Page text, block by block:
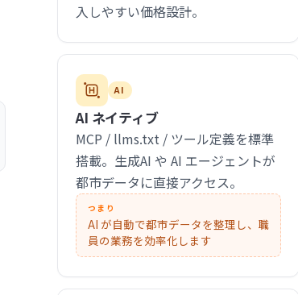
入しやすい価格設計。
AI
AI ネイティブ
MCP / llms.txt / ツール定義を標準
搭載。生成AI や AI エージェントが
都市データに直接アクセス。
つまり
AI が自動で都市データを整理し、職
員の業務を効率化します